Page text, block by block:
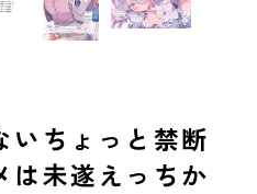
いちょっと禁断
は未遂えっちか